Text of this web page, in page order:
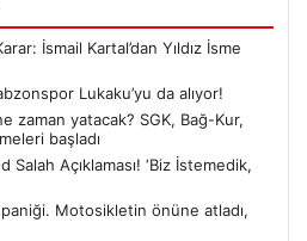
İsmail Kartal’dan Yıldız İsme
Lukaku’yu da alıyor!
zaman yatacak? SGK, Bağ-Kur,
başladı
Salah Açıklaması! ‘Biz İstemedik,
paniği. Motosikletin önüne atladı,